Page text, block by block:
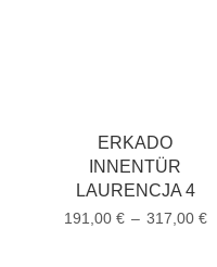
ERKADO
INNENTÜR
LAURENCJA 4
191,00 € – 317,00 €